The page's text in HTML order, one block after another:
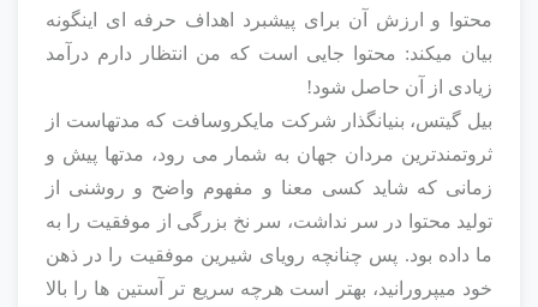
محتوا و ارزش آن برای پیشبرد اهداف حرفه ای اینگونه
بیان میکند: محتوا جایی است که من انتظار دارم درآمد
زیادی از آن حاصل شود!
بیل گیتس، بنیانگذار شرکت مایکروسافت که مدتهاست از
ثروتمندترین مردان جهان به شمار می رود، مدتها پیش و
زمانی که شاید کسی معنا و مفهوم واضح و روشنی از
تولید محتوا در سر نداشت، سر نخ بزرگی از موفقیت را به
ما داده بود. پس چنانچه رویای شیرین موفقیت را در ذهن
خود میپرورانید، بهتر است هرچه سریع تر آستین ها را بالا